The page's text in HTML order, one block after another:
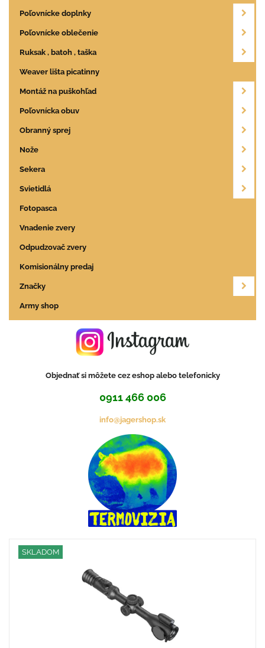
Poľovnícke doplnky
Poľovnícke oblečenie
Ruksak , batoh , taška
Weaver lišta picatinny
Montáž na puškohľad
Poľovnícka obuv
Obranný sprej
Nože
Sekera
Svietidlá
Fotopasca
Vnadenie zvery
Odpudzovač zvery
Komisionálny predaj
Značky
Army shop
Objednať si môžete cez eshop alebo telefonicky
0911 466 006
info@jagershop.sk
SKLADOM